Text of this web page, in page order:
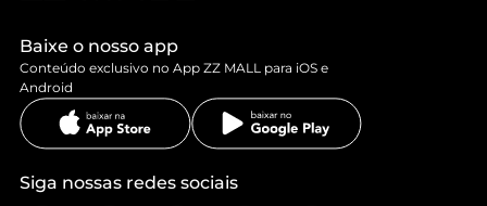
Baixe o nosso app
Conteúdo exclusivo no App ZZ MALL para iOS e
Android
Siga nossas redes sociais